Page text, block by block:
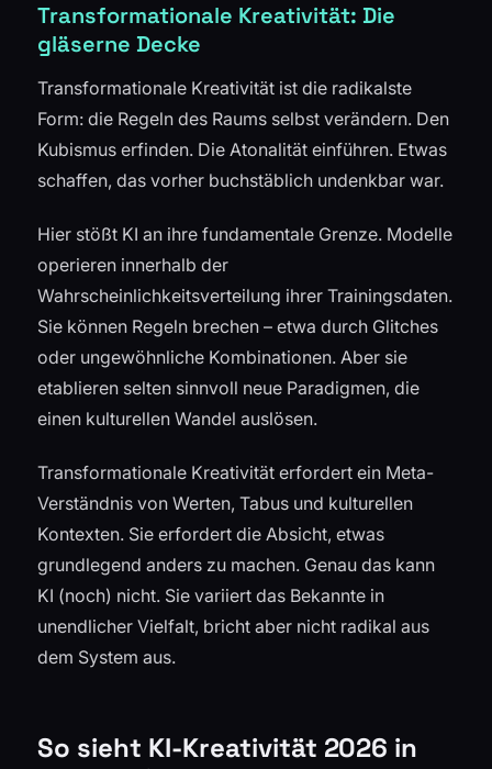
Transformationale Kreativität: Die
gläserne Decke
Transformationale Kreativität ist die radikalste
Form: die Regeln des Raums selbst verändern. Den
Kubismus erfinden. Die Atonalität einführen. Etwas
schaffen, das vorher buchstäblich undenkbar war.
Hier stößt KI an ihre fundamentale Grenze. Modelle
operieren innerhalb der
Wahrscheinlichkeitsverteilung ihrer Trainingsdaten.
Sie können Regeln brechen – etwa durch Glitches
oder ungewöhnliche Kombinationen. Aber sie
etablieren selten sinnvoll neue Paradigmen, die
einen kulturellen Wandel auslösen.
Transformationale Kreativität erfordert ein Meta-
Verständnis von Werten, Tabus und kulturellen
Kontexten. Sie erfordert die Absicht, etwas
grundlegend anders zu machen. Genau das kann
KI (noch) nicht. Sie variiert das Bekannte in
unendlicher Vielfalt, bricht aber nicht radikal aus
dem System aus.
So sieht KI-Kreativität 2026 in